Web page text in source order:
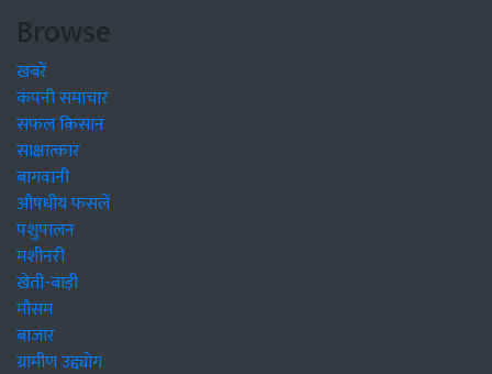
Browse
खबरें
कंपनी समाचार
सफल किसान
साक्षात्कार
बागवानी
औषधीय फसलें
पशुपालन
मशीनरी
खेती-बाड़ी
मौसम
बाजार
ग्रामीण उद्द्योग